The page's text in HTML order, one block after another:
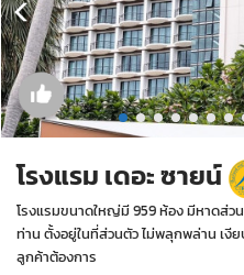
g
a
t
o
n
โรงแรม เดอะ ซายน์
โรงแรมขนาดใหญ่มี 959 ห้อง มีหาดส่
ท่าน ตั้งอยู่ในที่ส่วนตัว ไม่พลุกพล่าน เ
ลูกค้าต้องการ